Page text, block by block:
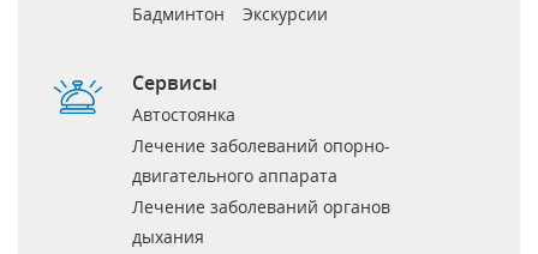
Бадминтон
Экскурсии
Сервисы
Автостоянка
Лечение заболеваний опорно-
двигательного аппарата
Лечение заболеваний органов
дыхания